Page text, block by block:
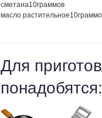
сметана10граммов
масло растительное10
Для
понадобятся: